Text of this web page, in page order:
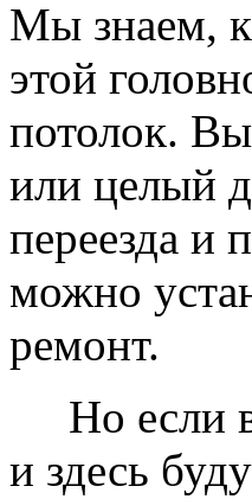
Мы знаем,
этой
потолок.
или целый
переезда и
можно
ремонт.
Но если
и здесь